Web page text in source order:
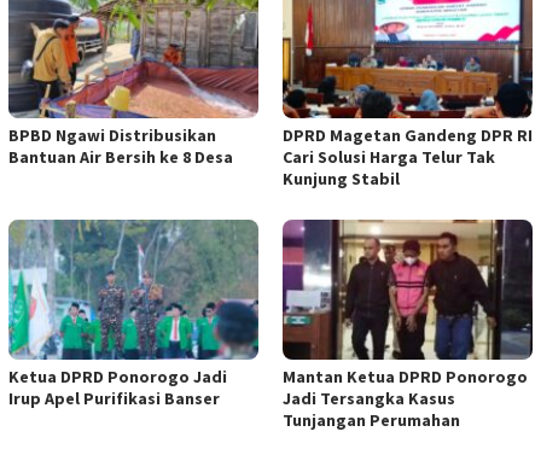
BPBD Ngawi Distribusikan
Bantuan Air Bersih ke 8 Desa
DPRD Magetan Gandeng DPR RI
Cari Solusi Harga Telur Tak
Kunjung Stabil
Ketua DPRD Ponorogo Jadi
Irup Apel Purifikasi Banser
Mantan Ketua DPRD Ponorogo
Jadi Tersangka Kasus
Tunjangan Perumahan